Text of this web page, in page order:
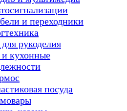
и переходники
рукоделия
кухонные
посуда